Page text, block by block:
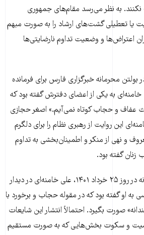
به نظر می‌رسد مقام‌های جمهوری
یا تعطیلی گشت‌های ارشاد را به صورت مبهم
اعتراض‌ها و وضعیت تداوم نارضایتی‌ها
بولتن محرمانه خبرگزاری فارس برای فرمانده
سپاه در روز ۳۰ تیرماه ۱۴۰۱ خامنه‌ای به یکی از اعضای دفترش گفته بود که
عفاف و حجاب کوتاه نمی‌آیم.» اصغر حجازی
این روایت از رهبری نظام را برای دلگرم
و نهی از منکر و اطمینان‌بخشی به تداوم
زنان گفته بود.
در همین بولتن‌های محرمانه در روز ۲۵ خرداد ۱۴۰۱، علی خامنه‌ای در دیدار
به او گفته بود که در مقوله حجاب و برخورد با
صورت بگیرد. احتمالاً انتشار این شایعات
و سکوت بخش‌هایی که به صورت مستقیم